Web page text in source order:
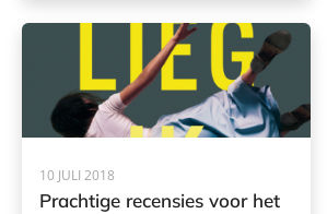
10 JULI 2018
Prachtige recensies voor het